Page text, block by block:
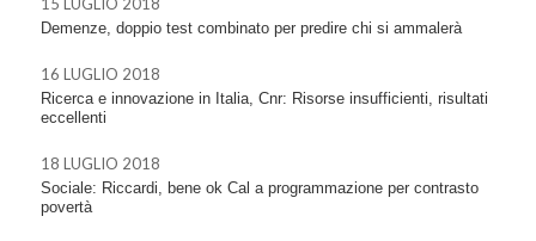
Demenze, doppio test combinato per predire chi si ammalerà
16 LUGLIO 2018
Ricerca e innovazione in Italia, Cnr: Risorse insufficienti, risultati
eccellenti
18 LUGLIO 2018
Sociale: Riccardi, bene ok Cal a programmazione per contrasto
povertà